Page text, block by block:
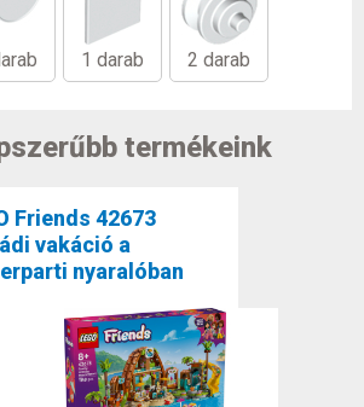
1 darab 2 darab
termékeink
Friends 42673
vakáció a
nyaralóban